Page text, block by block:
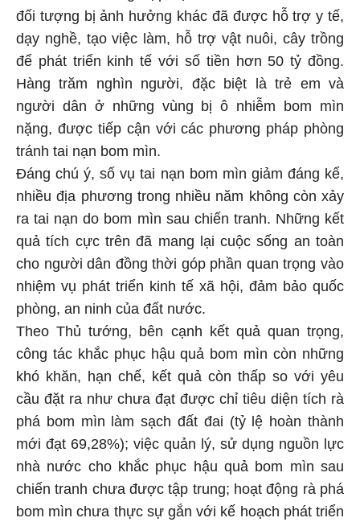
đối tượng bị ảnh hưởng khác đã được hỗ trợ y tế,
dạy nghề, tạo việc làm, hỗ trợ vật nuôi, cây trồng
để phát triển kinh tế với số tiền hơn 50 tỷ đồng.
Hàng trăm nghìn người, đặc biệt là trẻ em và
người dân ở những vùng bị ô nhiễm bom mìn
nặng, được tiếp cận với các phương pháp phòng
tránh tai nạn bom mìn.
Đáng chú ý, số vụ tai nạn bom mìn giảm đáng kể,
nhiều địa phương trong nhiều năm không còn xảy
ra tai nạn do bom mìn sau chiến tranh. Những kết
quả tích cực trên đã mang lại cuộc sống an toàn
cho người dân đồng thời góp phần quan trọng vào
nhiệm vụ phát triển kinh tế xã hội, đảm bảo quốc
phòng, an ninh của đất nước.
Theo Thủ tướng, bên cạnh kết quả quan trọng,
công tác khắc phục hậu quả bom mìn còn những
khó khăn, hạn chế, kết quả còn thấp so với yêu
cầu đặt ra như chưa đạt được chỉ tiêu diện tích rà
phá bom mìn làm sạch đất đai (tỷ lệ hoàn thành
mới đạt 69,28%); việc quản lý, sử dụng nguồn lực
nhà nước cho khắc phục hậu quả bom mìn sau
chiến tranh chưa được tập trung; hoạt động rà phá
bom mìn chưa thực sự gắn với kế hoạch phát triển